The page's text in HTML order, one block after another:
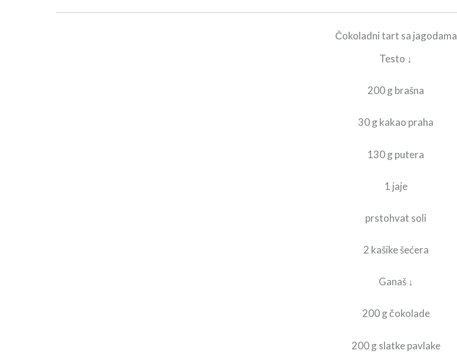
Čokoladni tart sa jagodama
Testo ↓
200 g brašna
30 g kakao praha
130 g putera
1 jaje
prstohvat soli
2 kašike šećera
Ganaš ↓
200 g čokolade
200 g slatke pavlake